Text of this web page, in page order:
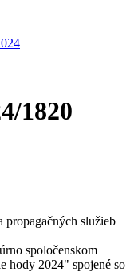
1820
propagačných služieb
spoločenskom
hody 2024" spojené so